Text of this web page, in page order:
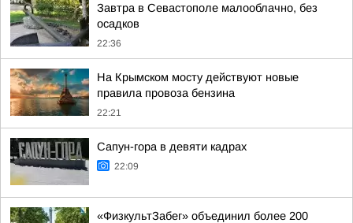
Завтра в Севастополе малооблачно, без
осадков
22:36
На Крымском мосту действуют новые
правила провоза бензина
22:21
Сапун-гора в девяти кадрах
22:09
«ФизкультЗабег» объединил более 200